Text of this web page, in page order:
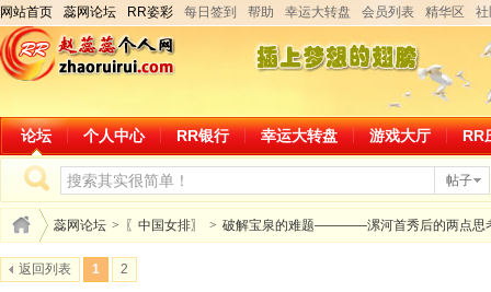
网站首页 蕊网论坛 RR姿彩 每日签到 帮助 幸运大转盘 会员列表 精华区
论坛 个人中心 RR银行 幸运大转盘 游戏大厅 RR
帖子
蕊网论坛 > 〖中国女排〗 > 破解宝泉的难题————漯河首秀后的两点思
返回列表 1 2